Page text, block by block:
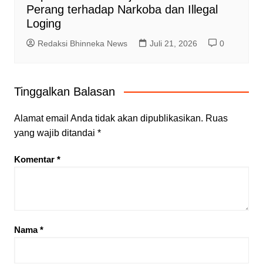
Perang terhadap Narkoba dan Illegal
Loging
Redaksi Bhinneka News Juli 21, 2026 0
Tinggalkan Balasan
Alamat email Anda tidak akan dipublikasikan. Ruas
yang wajib ditandai *
Komentar *
Nama*